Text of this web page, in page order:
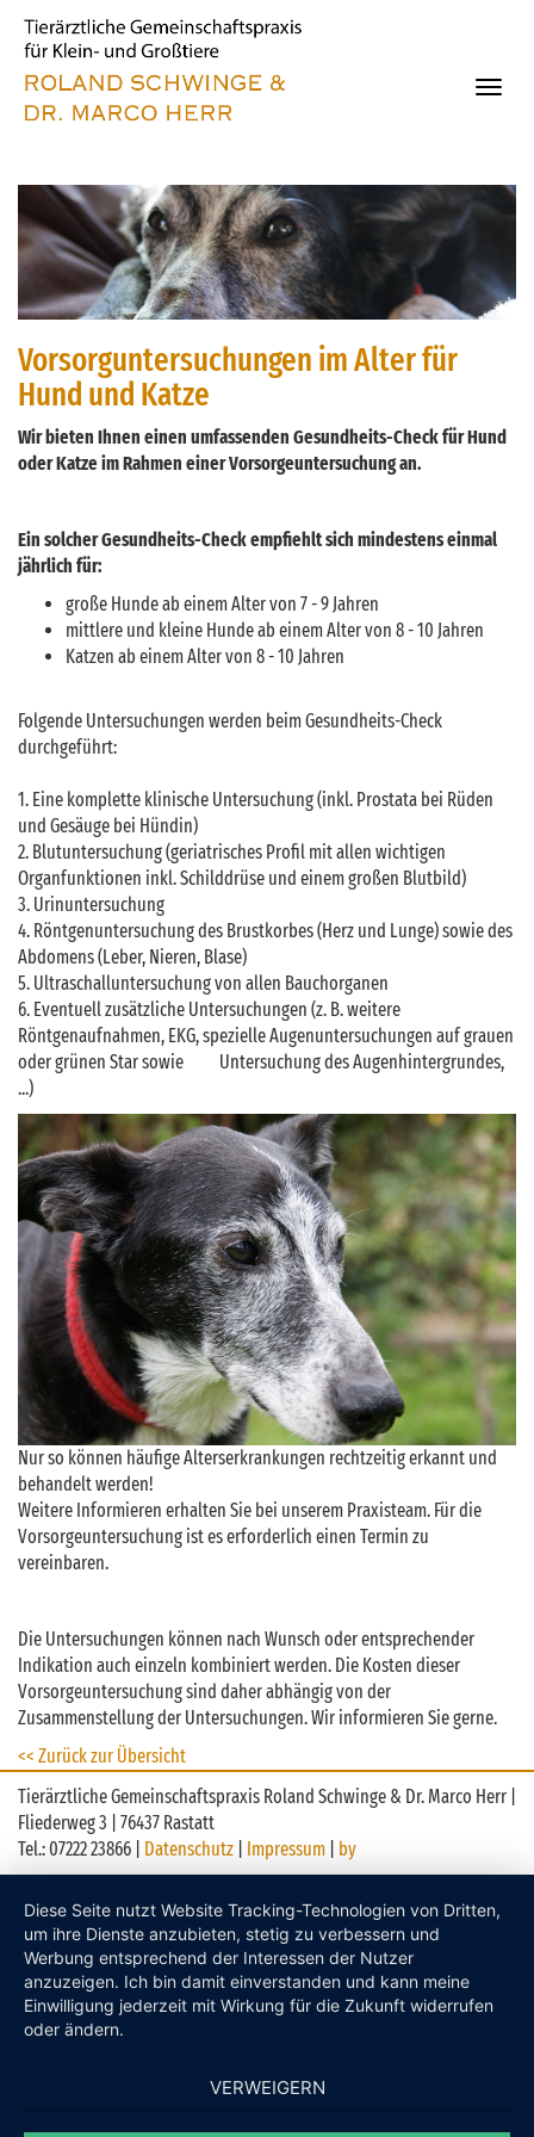
zum
Inhalt
Toggle
Vorsorguntersuchungen im Alter für
Hund und Katze
Wir bieten Ihnen einen umfassenden Gesundheits-Check für Hund
oder Katze im Rahmen einer Vorsorgeuntersuchung an.
Ein solcher Gesundheits-Check empfiehlt sich mindestens einmal
jährlich für:
große Hunde ab einem Alter von 7 - 9 Jahren
mittlere und kleine Hunde ab einem Alter von 8 - 10 Jahren
Katzen ab einem Alter von 8 - 10 Jahren
Folgende Untersuchungen werden beim Gesundheits-Check
durchgeführt:
1. Eine komplette klinische Untersuchung (inkl. Prostata bei Rüden
und Gesäuge bei Hündin)
2. Blutuntersuchung (geriatrisches Profil mit allen wichtigen
Organfunktionen inkl. Schilddrüse und einem großen Blutbild)
3. Urinuntersuchung
4. Röntgenuntersuchung des Brustkorbes (Herz und Lunge) sowie des
Abdomens (Leber, Nieren, Blase)
5. Ultraschalluntersuchung von allen Bauchorganen
6. Eventuell zusätzliche Untersuchungen (z. B. weitere
Röntgenaufnahmen, EKG, spezielle Augenuntersuchungen auf grauen
oder grünen Star sowie Untersuchung des Augenhintergrundes,
...)
Nur so können häufige Alterserkrankungen rechtzeitig erkannt und
behandelt werden!
Weitere Informieren erhalten Sie bei unserem Praxisteam. Für die
Vorsorgeuntersuchung ist es erforderlich einen Termin zu
vereinbaren.
Die Untersuchungen können nach Wunsch oder entsprechender
Indikation auch einzeln kombiniert werden. Die Kosten dieser
Vorsorgeuntersuchung sind daher abhängig von der
Zusammenstellung der Untersuchungen. Wir informieren Sie gerne.
<< Zurück zur Übersicht
Tierärztliche Gemeinschaftspraxis Roland Schwinge & Dr. Marco Herr |
Fliederweg 3 | 76437 Rastatt
Tel.: 07222 23866 |
Datenschutz Impressum by
Diese Seite nutzt Website Tracking-Technologien von Dritten,
um ihre Dienste anzubieten, stetig zu verbessern und
Werbung entsprechend der Interessen der Nutzer
anzuzeigen. Ich bin damit einverstanden und kann meine
Einwilligung jederzeit mit Wirkung für die Zukunft widerrufen
oder ändern.
VERWEIGERN